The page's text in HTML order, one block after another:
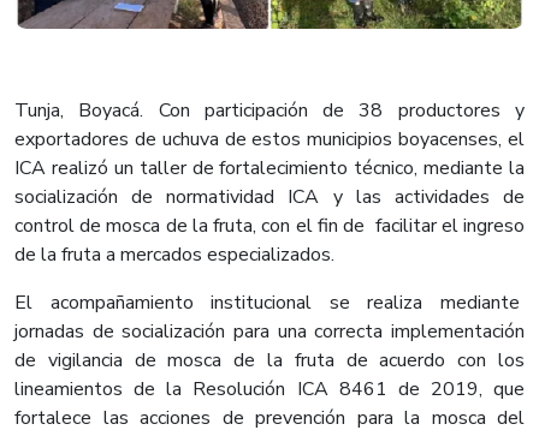
Tunja, Boyacá. Con participación de 38 productores y
exportadores de uchuva de estos municipios boyacenses, el
ICA realizó un taller de fortalecimiento técnico, mediante la
socialización de normatividad ICA y las actividades de
control de mosca de la fruta, con el fin de facilitar el ingreso
de la fruta a mercados especializados.
El acompañamiento institucional se realiza mediante
jornadas de socialización para una correcta implementación
de vigilancia de mosca de la fruta de acuerdo con los
lineamientos de la Resolución ICA 8461 de 2019, que
fortalece las acciones de prevención para la mosca del